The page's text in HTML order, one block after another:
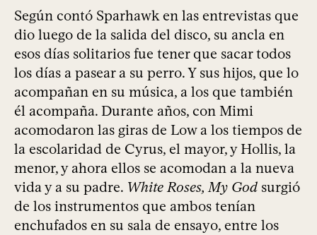
Según contó Sparhawk en las entrevistas que
dio luego de la salida del disco, su ancla en
esos días solitarios fue tener que sacar todos
los días a pasear a su perro. Y sus hijos, que lo
acompañan en su música, a los que también
él acompaña. Durante años, con Mimi
acomodaron las giras de Low a los tiempos de
la escolaridad de Cyrus, el mayor, y Hollis, la
menor, y ahora ellos se acomodan a la nueva
vida y a su padre. White Roses, My God surgió
de los instrumentos que ambos tenían
enchufados en su sala de ensayo, entre los